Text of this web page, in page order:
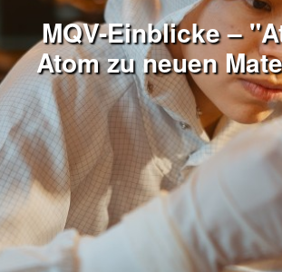
MQV-Einblicke –
Atom zu neuen